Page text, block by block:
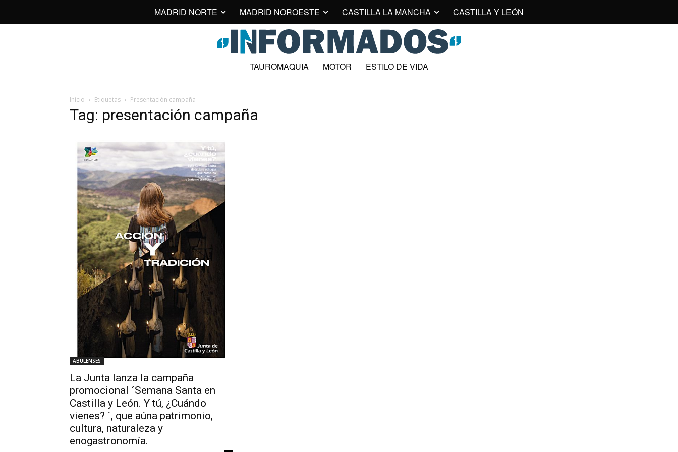
MADRID NORTE MADRID NOROESTE CASTILLA LA MANCHA CASTILLA Y LEÓN
TAUROMAQUIA MOTOR ESTILO DE VIDA
Inicio Etiquetas Presentación campaña
Tag: presentación campaña
ABULENSES
La Junta lanza la campaña
promocional ´Semana Santa en
Castilla y León. Y tú, ¿Cuándo
vienes? ´, que aúna patrimonio,
cultura, naturaleza y
enogastronomía.